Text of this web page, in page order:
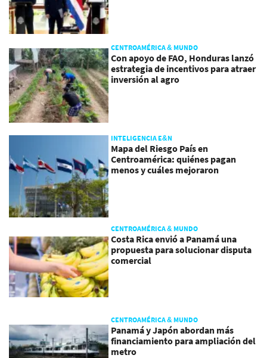
CENTROAMÉRICA & MUNDO
Con apoyo de FAO, Honduras lanzó
estrategia de incentivos para atraer
inversión al agro
INTELIGENCIA E&N
Mapa del Riesgo País en
Centroamérica: quiénes pagan
menos y cuáles mejoraron
CENTROAMÉRICA & MUNDO
Costa Rica envió a Panamá una
propuesta para solucionar disputa
comercial
CENTROAMÉRICA & MUNDO
Panamá y Japón abordan más
financiamiento para ampliación del
metro